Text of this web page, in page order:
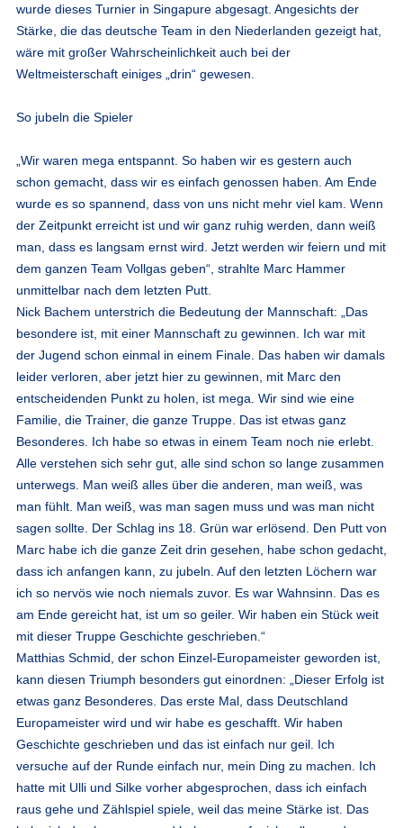
wurde dieses Turnier in Singapure abgesagt. Angesichts der
Stärke, die das deutsche Team in den Niederlanden gezeigt hat,
wäre mit großer Wahrscheinlichkeit auch bei der
Weltmeisterschaft einiges „drin“ gewesen.
So jubeln die Spieler
„Wir waren mega entspannt. So haben wir es gestern auch
schon gemacht, dass wir es einfach genossen haben. Am Ende
wurde es so spannend, dass von uns nicht mehr viel kam. Wenn
der Zeitpunkt erreicht ist und wir ganz ruhig werden, dann weiß
man, dass es langsam ernst wird. Jetzt werden wir feiern und mit
dem ganzen Team Vollgas geben“, strahlte Marc Hammer
unmittelbar nach dem letzten Putt.
Nick Bachem unterstrich die Bedeutung der Mannschaft: „Das
besondere ist, mit einer Mannschaft zu gewinnen. Ich war mit
der Jugend schon einmal in einem Finale. Das haben wir damals
leider verloren, aber jetzt hier zu gewinnen, mit Marc den
entscheidenden Punkt zu holen, ist mega. Wir sind wie eine
Familie, die Trainer, die ganze Truppe. Das ist etwas ganz
Besonderes. Ich habe so etwas in einem Team noch nie erlebt.
Alle verstehen sich sehr gut, alle sind schon so lange zusammen
unterwegs. Man weiß alles über die anderen, man weiß, was
man fühlt. Man weiß, was man sagen muss und was man nicht
sagen sollte. Der Schlag ins 18. Grün war erlösend. Den Putt von
Marc habe ich die ganze Zeit drin gesehen, habe schon gedacht,
dass ich anfangen kann, zu jubeln. Auf den letzten Löchern war
ich so nervös wie noch niemals zuvor. Es war Wahnsinn. Das es
am Ende gereicht hat, ist um so geiler. Wir haben ein Stück weit
mit dieser Truppe Geschichte geschrieben.“
Matthias Schmid, der schon Einzel-Europameister geworden ist,
kann diesen Triumph besonders gut einordnen: „Dieser Erfolg ist
etwas ganz Besonderes. Das erste Mal, dass Deutschland
Europameister wird und wir habe es geschafft. Wir haben
Geschichte geschrieben und das ist einfach nur geil. Ich
versuche auf der Runde einfach nur, mein Ding zu machen. Ich
hatte mit Ulli und Silke vorher abgesprochen, dass ich einfach
raus gehe und Zählspiel spiele, weil das meine Stärke ist. Das